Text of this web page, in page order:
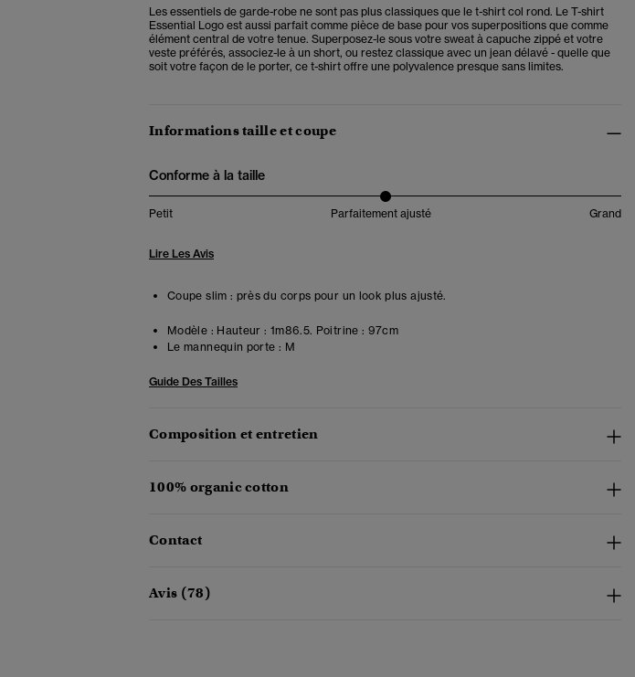
Les essentiels de garde-robe ne sont pas plus classiques que le t-shirt col rond. Le T-shirt
Essential Logo est aussi parfait comme pièce de base pour vos superpositions que comme
élément central de votre tenue. Superposez-le sous votre sweat à capuche zippé et votre
veste préférés, associez-le à un short, ou restez classique avec un jean délavé - quelle que
soit votre façon de le porter, ce t-shirt offre une polyvalence presque sans limites.
Informations taille et coupe
Conforme à la taille
Petit Parfaitement ajusté Grand
Lire Les Avis
Coupe slim : près du corps pour un look plus ajusté.
Modèle : Hauteur : 1m86.5. Poitrine : 97cm
Le mannequin porte : M
Guide Des Tailles
Composition et entretien
100% organic cotton
Contact
Avis (78)